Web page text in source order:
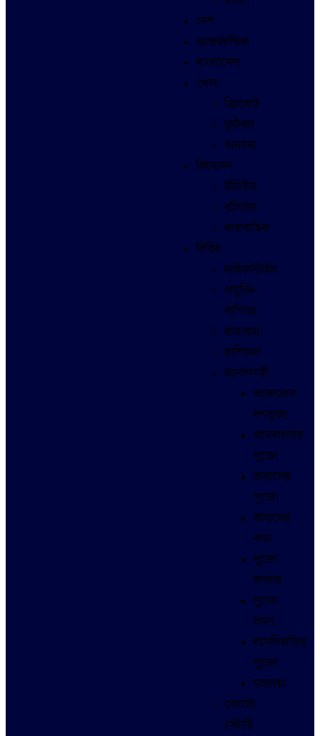
দেশ
আন্তর্জাতিক
বাংলাদেশ
খেলা
ক্রিকেট
ফুটবল
অন্যান্য
বিনোদন
টলিউড
বলিউড
ধারাবাহিক
বিবিধ
লাইফস্টাইল
প্রযুক্তি-
বাণিজ্য
রান্নাবান্না
রাশিফল
আনন্দময়ী
আজকের
দশভূজা
গ্রামবাংলার
পুজো
তারাদের
পুজো
তাহাদের
কথা
পুজো
বাজার
পুজো
ভ্রমণ
বনেদিবাড়ির
পুজো
মহালয়া
ফোটো
স্টোরি